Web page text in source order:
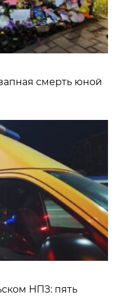
смерть юной
НПЗ: пять